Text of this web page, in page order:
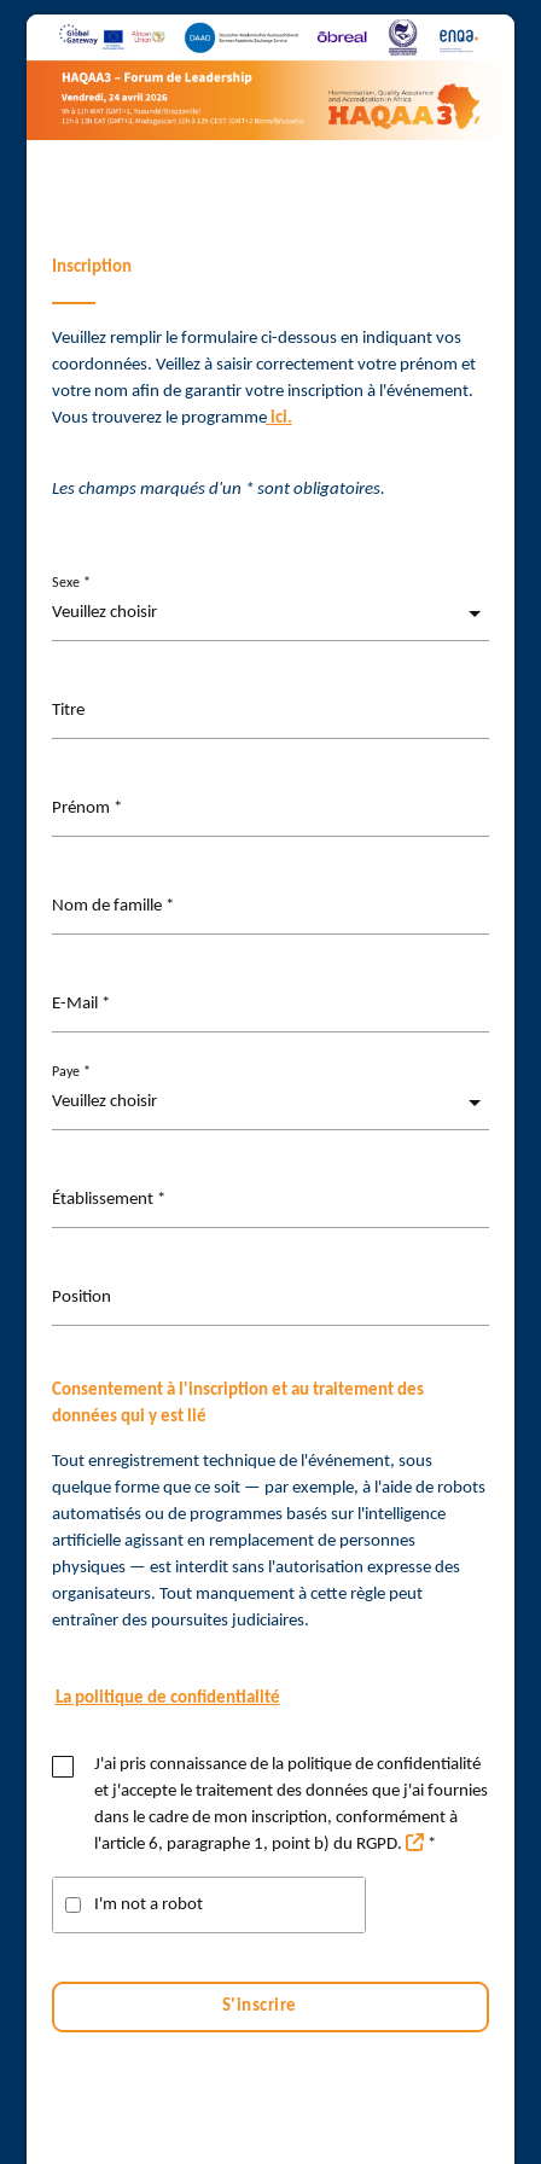
Inscription
Veuillez remplir le formulaire ci-dessous en indiquant vos
coordonnées. Veillez à saisir correctement votre prénom et
votre nom afin de garantir votre inscription à l'événement.
Vous trouverez le programmeici.
Les champs marqués d'un * sont obligatoires.
Sexe *
Titre
Prénom *
Nom de famille *
E-Mail *
Paye *
Établissement *
Position
Consentement à l'inscription et au traitement des
données qui y est lié
Tout enregistrement technique de l'événement, sous
quelque forme que ce soit — par exemple, à l'aide de robots
automatisés ou de programmes basés sur l'intelligence
artificielle agissant en remplacement de personnes
physiques — est interdit sans l'autorisation expresse des
organisateurs. Tout manquement à cette règle peut
entraîner des poursuites judiciaires.
La politique de confidentialité
J'ai pris connaissance de la politique de confidentialité
et j'accepte le traitement des données que j'ai fournies
dans le cadre de mon inscription, conformément à
l'article 6, paragraphe 1, point b) du RGPD.
*
I'm not a robot
S'inscrire